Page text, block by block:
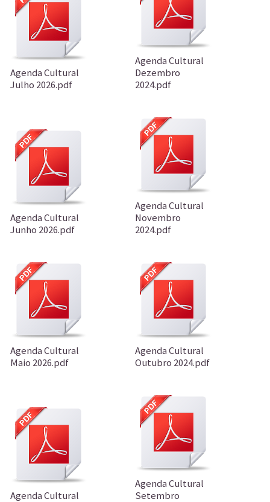
Agenda Cultural
Julho 2026.pdf
Agenda Cultural
Dezembro
2024.pdf
Agenda Cultural
Junho 2026.pdf
Agenda Cultural
Novembro
2024.pdf
Agenda Cultural
Maio 2026.pdf
Agenda Cultural
Outubro 2024.pdf
Agenda Cultural
Agenda Cultural
Setembro